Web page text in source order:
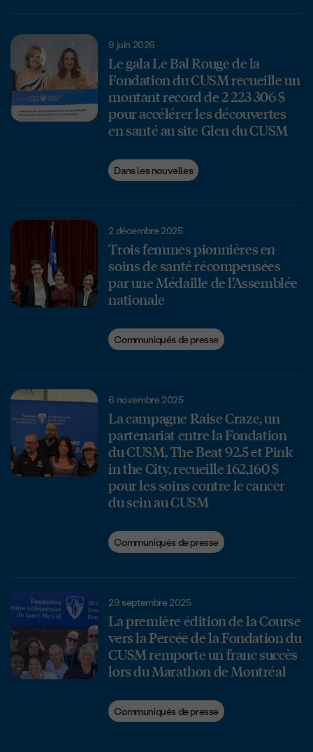
9 juin 2026
Le gala Le Bal Rouge de la
Fondation du CUSM recueille un
montant record de 2 223 306 $
pour accélérer les découvertes
en santé au site Glen du CUSM
Dans les nouvelles
2 décembre 2025
Trois femmes pionnières en
soins de santé récompensées
par une Médaille de l’Assemblée
nationale
Communiqués de presse
6 novembre 2025
La campagne Raise Craze, un
partenariat entre la Fondation
du CUSM, The Beat 92.5 et Pink
in the City, recueille 162,160 $
pour les soins contre le cancer
du sein au CUSM
Communiqués de presse
29 septembre 2025
La première édition de la Course
vers la Percée de la Fondation du
CUSM remporte un franc succès
lors du Marathon de Montréal
Communiqués de presse